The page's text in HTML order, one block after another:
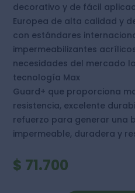
decorativo y de fácil
Europea de alta calidad y
con estándares
impermeabilizantes
necesidades del mercado
tecnología Max
Guard+ que proporciona
resistencia, excelente
refuerzo para generar una
impermeable, duradera y
$ 71.700